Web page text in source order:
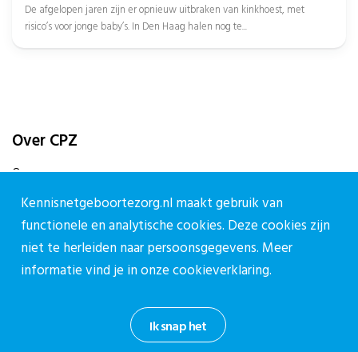
De afgelopen jaren zijn er opnieuw uitbraken van kinkhoest, met
risico’s voor jonge baby’s. In Den Haag halen nog te...
Over CPZ
Over ons
Vacatures
Contact
Contact
Ik snap het
Kennisnetgeboortezorg.nl maakt gebruik van
functionele en analytische cookies. Deze cookies zijn
niet te herleiden naar persoonsgegevens. Meer
informatie vind je in onzecookieverklaring.